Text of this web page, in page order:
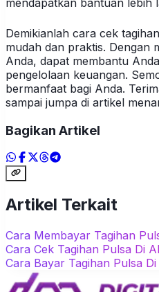
mendapatkan bantuan lebih
Demikianlah cara cek
mudah dan praktis. Dengan
Anda, dapat membantu
pengelolaan keuangan.
bermanfaat bagi Anda.
sampai jumpa di artikel
Bagikan Artikel
Artikel Terkait
Cara Membayar Tagihan
Cara Cek Tagihan Pulsa Di
Cara Bayar Tagihan Pulsa